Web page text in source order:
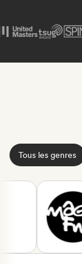
Tous les genres